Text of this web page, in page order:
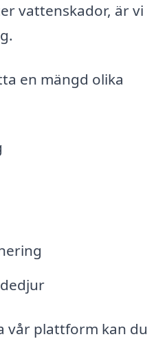
vattenskador, är vi
en mängd olika
vår plattform kan du